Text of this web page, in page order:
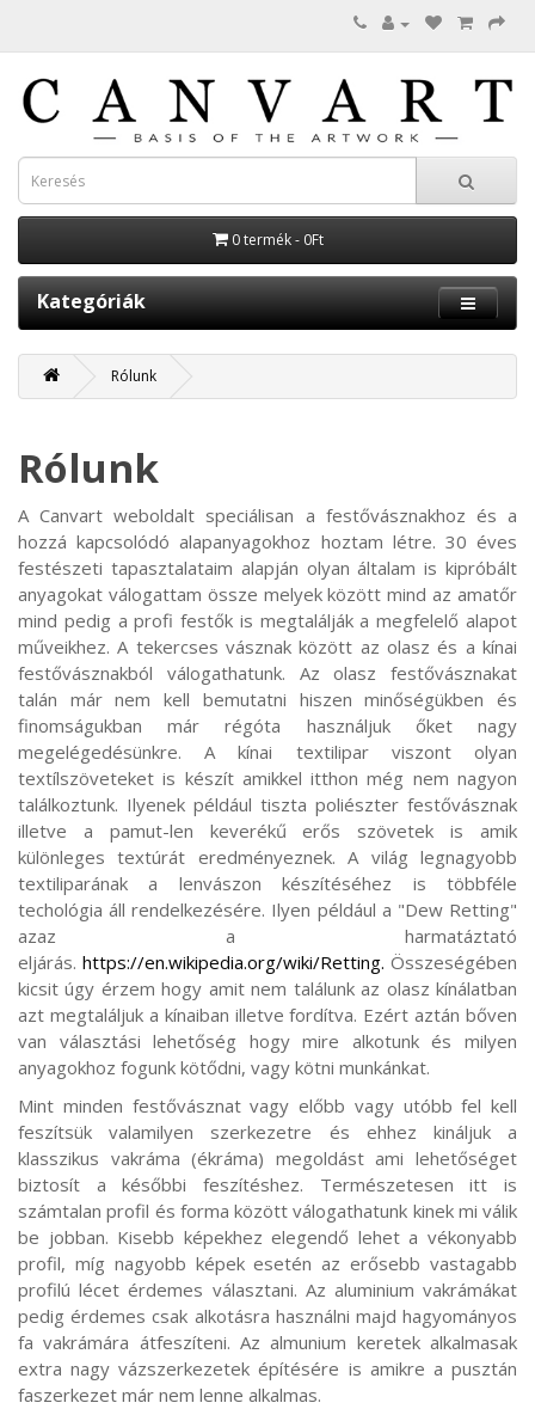
0 termék - 0Ft
Kategóriák
Rólunk
Rólunk
A Canvart weboldalt speciálisan a festővásznakhoz és a
hozzá kapcsolódó alapanyagokhoz hoztam létre. 30 éves
festészeti tapasztalataim alapján olyan általam is kipróbált
anyagokat válogattam össze melyek között mind az amatőr
mind pedig a profi festők is megtalálják a megfelelő alapot
műveikhez. A tekercses vásznak között az olasz és a kínai
festővásznakból válogathatunk. Az olasz festővásznakat
talán már nem kell bemutatni hiszen minőségükben és
finomságukban már régóta használjuk őket nagy
megelégedésünkre. A kínai textilipar viszont olyan
textílszöveteket is készít amikkel itthon még nem nagyon
találkoztunk. Ilyenek például tiszta poliészter festővásznak
illetve a pamut-len keverékű erős szövetek is amik
különleges textúrát eredményeznek. A világ legnagyobb
textiliparának a lenvászon készítéséhez is többféle
techológia áll rendelkezésére. Ilyen például a "Dew Retting"
azaz a harmatáztató
eljárás. https://en.wikipedia.org/wiki/Retting. Összeségében
kicsit úgy érzem hogy amit nem találunk az olasz kínálatban
azt megtaláljuk a kínaiban illetve fordítva. Ezért aztán bőven
van választási lehetőség hogy mire alkotunk és milyen
anyagokhoz fogunk kötődni, vagy kötni munkánkat.
Mint minden festővásznat vagy előbb vagy utóbb fel kell
feszítsük valamilyen szerkezetre és ehhez kináljuk a
klasszikus vakráma (ékráma) megoldást ami lehetőséget
biztosít a későbbi feszítéshez. Természetesen itt is
számtalan profil és forma között válogathatunk kinek mi válik
be jobban. Kisebb képekhez elegendő lehet a vékonyabb
profil, míg nagyobb képek esetén az erősebb vastagabb
profilú lécet érdemes választani. Az aluminium vakrámákat
pedig érdemes csak alkotásra használni majd hagyományos
fa vakrámára átfeszíteni. Az almunium keretek alkalmasak
extra nagy vázszerkezetek építésére is amikre a pusztán
faszerkezet már nem lenne alkalmas.